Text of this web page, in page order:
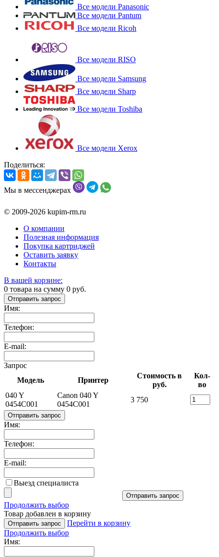
Все модели Panasonic
Все модели Pantum
Все модели Ricoh
Все модели RISO
Все модели Samsung
Все модели Sharp
Все модели Toshiba
Все модели Xerox
Поделиться:
Мы в мессенджерах
© 2009-2026 kupim-rm.ru
О компании
Полезная информация
Покупка картриджей
Оставить заявку
Контакты
В вашей корзине:
0 товара на сумму 0 руб.
Отправить запрос
Имя:
Телефон:
E-mail:
Запрос
Модель
Принтер
Стоимость в
руб.
Кол-
во
040 Y
0454C001
Canon 040 Y
0454C001
3 750
Отправить запрос
Имя:
Телефон:
E-mail:
Выезд специалиста
Отправить запрос
Продолжить выбор
Товар добавлен в корзину
Отправить запрос
Перейти в корзину
Продолжить выбор
Имя: